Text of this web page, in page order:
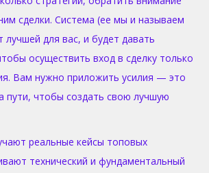
сделки. Система (ее мы и называем
лучшей для вас, и будет давать
осуществить вход в сделку только
Вам нужно приложить усилия — это
пути, чтобы создать свою лучшую
реальные кейсы топовых
технический и фундаментальный